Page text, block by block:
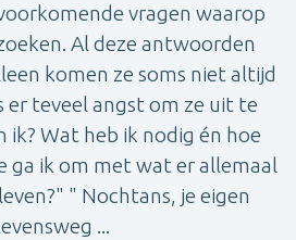
vragen waarop
Al deze antwoorden
komen ze soms niet altijd
er teveel angst om ze uit te
ik? Wat heb ik nodig én hoe
ga ik om met wat er allemaal
" Nochtans, je eigen
...